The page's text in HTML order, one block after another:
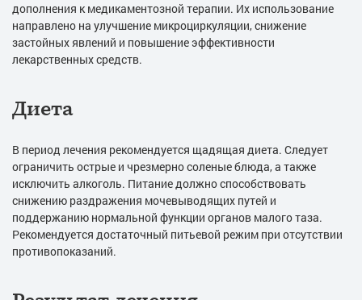
дополнения к медикаментозной терапии. Их использование
направлено на улучшение микроциркуляции, снижение
застойных явлений и повышение эффективности
лекарственных средств.
Диета
В период лечения рекомендуется щадящая диета. Следует
ограничить острые и чрезмерно соленые блюда, а также
исключить алкоголь. Питание должно способствовать
снижению раздражения мочевыводящих путей и
поддержанию нормальной функции органов малого таза.
Рекомендуется достаточный питьевой режим при отсутствии
противопоказаний.